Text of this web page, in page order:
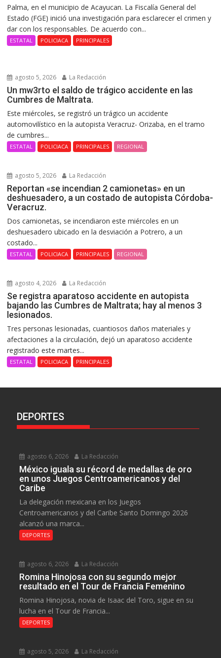
Palma, en el municipio de Acayucan. La Fiscalía General del
Estado (FGE) inició una investigación para esclarecer el crimen y
dar con los responsables. De acuerdo con...
ESTATAL POLICIACA PRINCIPALES
agosto 5, 2026 La Redacción
Un mw3rto el saldo de trágico accidente en las
Cumbres de Maltrata.
Este miércoles, se registró un trágico un accidente
automovilístico en la autopista Veracruz- Orizaba, en el tramo
de cumbres...
ESTATAL POLICIACA PRINCIPALES REGIONAL
agosto 5, 2026 La Redacción
Reportan «se incendian 2 camionetas» en un
deshuesadero, a un costado de autopista Córdoba-
Veracruz.
Dos camionetas, se incendiaron este miércoles en un
deshuesadero ubicado en la desviación a Potrero, a un
costado...
ESTATAL POLICIACA PRINCIPALES REGIONAL
agosto 4, 2026 La Redacción
Se registra aparatoso accidente en autopista
bajando las Cumbres de Maltrata; hay al menos 3
lesionados.
Tres personas lesionadas, cuantiosos daños materiales y
afectaciones a la circulación, dejó un aparatoso accidente
registrado este martes...
ESTATAL POLICIACA PRINCIPALES
DEPORTES
agosto 6, 2026 La Redacción
México iguala su récord de medallas de oro
en unos Juegos Centroamericanos y del
Caribe
La delegación mexicana en los Juegos
Centroamericanos y del Caribe Santo Domingo 2026
alcanzó una marca...
DEPORTES
agosto 6, 2026 La Redacción
Romina Hinojosa con su segundo mejor
resultado en el Tour de Francia Femenino
Romina Hinojosa, novia de Isaac del Toro, sigue en su
lucha en el Tour de Francia...
DEPORTES
agosto 5, 2026 La Redacción